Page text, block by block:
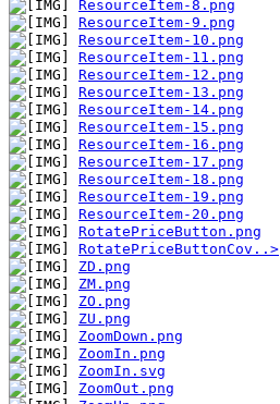
ResourceItem-8.png
ResourceItem-9.png
ResourceItem-10.png
ResourceItem-11.png
ResourceItem-12.png
ResourceItem-13.png
ResourceItem-14.png
ResourceItem-15.png
ResourceItem-16.png
ResourceItem-17.png
ResourceItem-18.png
ResourceItem-19.png
ResourceItem-20.png
RotatePriceButton.png
RotatePriceButtonCov..>
ZD.png
ZM.png
ZO.png
ZU.png
ZoomDown.png
ZoomIn.png
ZoomIn.svg
ZoomOut.png